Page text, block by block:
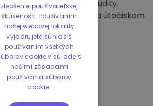
bezpečnostné audity.
je naša platforma útočiskom
kryptomien.
zlepšenie používateľskej
skúsenosti. Používaním
našej webovej lokality
vyjadrujete súhlas s
používaním všetkých
cookie v súlade s
našimi zásadami
používania súborov
cookie.